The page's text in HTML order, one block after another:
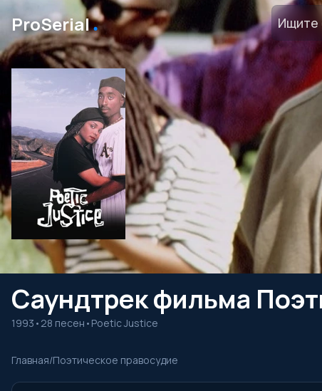
ProSerial․
Саундтрек фильма
1993 • 28 песен • Poetic Justice
Главная/Поэтическое правосудие